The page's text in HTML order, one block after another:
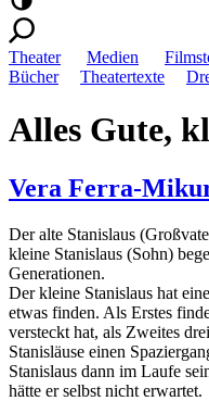
Theater Medien
Bücher
Theatertexte
Alles Gute,
Vera Ferra-
Der alte Stanislaus
kleine Stanislaus (Sohn)
Generationen.
Der kleine Stanislaus hat
etwas finden. Als Erstes
versteckt hat, als Zweites
Stanisläuse einen
Stanislaus dann im Laufe
hätte er selbst nicht erwartet.